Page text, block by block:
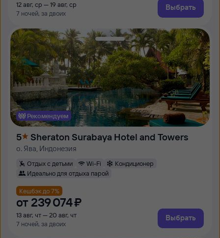
12 авг, ср — 19 авг, ср
7 ночей, за двоих
Выбрать
Рекомендуем
5 Sheraton Surabaya Hotel and Towers
о. Ява, Индонезия
Отдых с детьми Wi-Fi
Кондиционер
Идеально для отдыха парой
Кешбэк до 7%
от 239 ⁠074 ⁠₽
13 авг, чт — 20 авг, чт
7 ночей, за двоих
Выбрать